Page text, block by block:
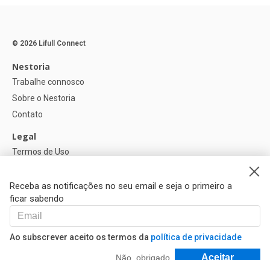
Receba as notificações no seu email e seja o primeiro a
ficar sabendo
Ao subscrever aceito os termos da política de privacidade
Não, obrigado Aceitar
Filtrar e Classificar
© 2026 Lifull Connect
Nestoria
Trabalhe connosco
Sobre o Nestoria
Contato
Legal
Termos de Uso
Política de Cookies
Ajuda
FAQ
Nossos Parceiros